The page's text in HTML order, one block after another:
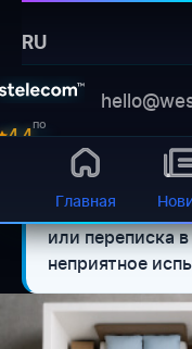
RU
4.4
по
отзывам
Главная
Kak usilit signal vaj
Бот
баланс,
простые
или переписка
неприятное